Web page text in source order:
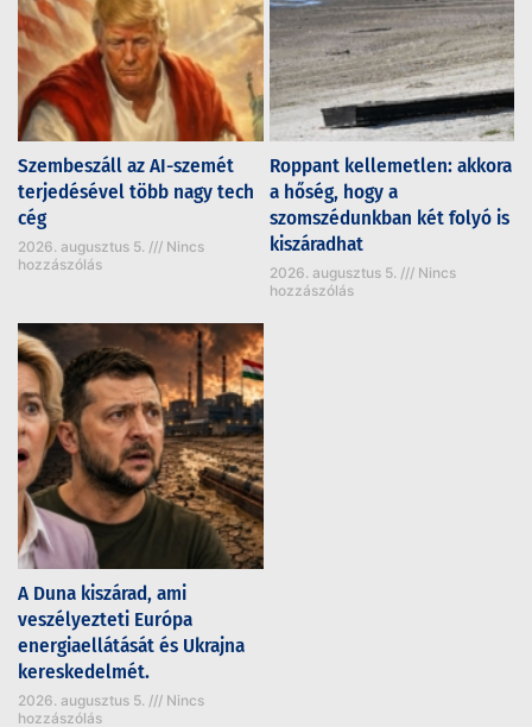
Szembeszáll az AI-szemét
terjedésével több nagy tech
cég
2026. augusztus 5.
Nincs
hozzászólás
Roppant kellemetlen: akkora
a hőség, hogy a
szomszédunkban két folyó is
kiszáradhat
2026. augusztus 5.
Nincs
hozzászólás
A Duna kiszárad, ami
veszélyezteti Európa
energiaellátását és Ukrajna
kereskedelmét.
2026. augusztus 5.
Nincs
hozzászólás